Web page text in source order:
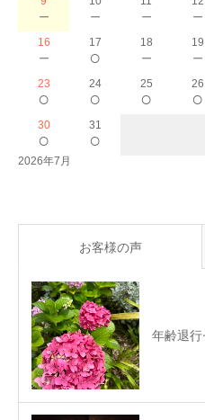
－ － － －
16
－
17
○
18
－
19
－
23
○
24
○
25
○
26
○
30
○
31
○
2026年7月
お客様の声
年齢退